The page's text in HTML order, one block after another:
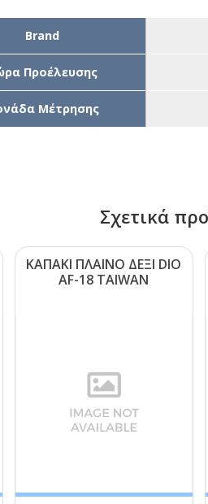
Brand
Προέλευσης
Μέτρησης
Σχετικά
ΚΑΠΑΚΙ ΠΛΑΙΝΟ ΔΕΞΙ DΙΟ
ΑF-18 ΤΑΙWΑΝ